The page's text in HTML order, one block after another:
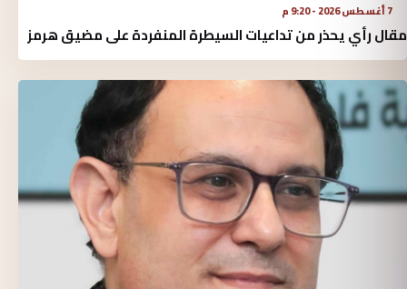
7 أغسطس 2026 - 9:20 م
مقال رأي يحذر من تداعيات السيطرة المنفردة على مضيق هرمز